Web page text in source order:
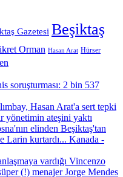
Gazetesi Beşiktaş
Orman Hasan Arat Hürser